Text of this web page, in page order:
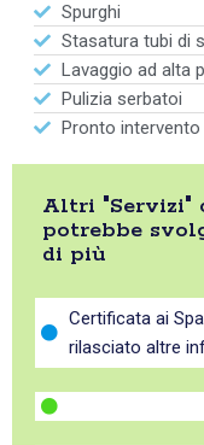
Spurghi
Stasatura tubi di
Lavaggio ad alta
Pulizia serbatoi
Pronto
Altri "Servizi"
potrebbe
di più
Certificata ai
rilasciato altre